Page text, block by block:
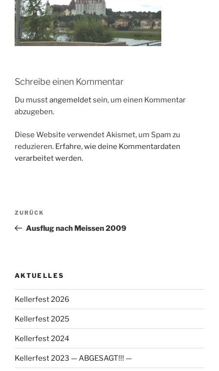
Schreibe einen Kommentar
Du musstangemeldetsein, um einen Kommentar
abzugeben.
Diese Website verwendet Akismet, um Spam zu
reduzieren. Erfahre, wie deine Kommentardaten
verarbeitet werden.
Beitragsnavigation
Vorheriger
Beitrag
ZURÜCK
Ausflug nach Meissen 2009
AKTUELLES
Kellerfest 2026
Kellerfest 2025
Kellerfest 2024
Kellerfest 2023 — ABGESAGT!!! —